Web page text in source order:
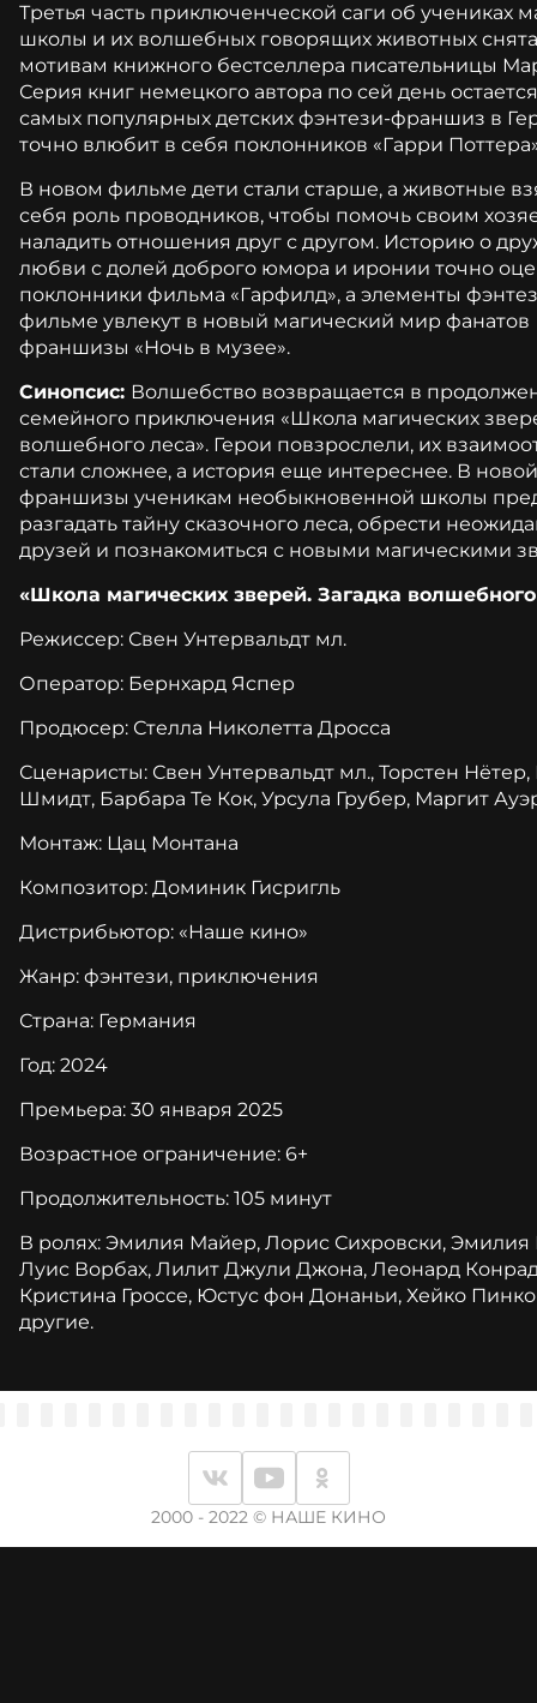
Третья часть приключенческой саги об учениках
школы и их волшебных говорящих животных
мотивам книжного бестселлера писательницы
Серия книг немецкого автора по сей день
самых популярных детских фэнтези-франшиз в
точно влюбит в себя поклонников «Гарри
В новом фильме дети стали старше, а животные
себя роль проводников, чтобы помочь своим
наладить отношения друг с другом. Историю о
любви с долей доброго юмора и иронии точно
поклонники фильма «Гарфилд», а элементы
фильме увлекут в новый магический мир фанатов
франшизы «Ночь в музее».
Синопсис: Волшебство возвращается в
семейного приключения «Школа магических
волшебного леса». Герои повзрослели, их
стали сложнее, а история еще интереснее. В
франшизы ученикам необыкновенной школы
разгадать тайну сказочного леса, обрести
друзей и познакомиться с новыми магическими
«Школа магических зверей. Загадка
Режиссер: Свен Унтервальдт мл.
Оператор: Бернхард Яспер
Продюсер: Стелла Николетта Дросса
Сценаристы: Свен Унтервальдт мл., Торстен
Шмидт, Барбара Те Кок, Урсула Грубер, Маргит
Монтаж: Цац Монтана
Композитор: Доминик Гисригль
Дистрибьютор: «Наше кино»
Жанр: фэнтези, приключения
Страна: Германия
Год: 2024
Премьера: 30 января 2025
Возрастное ограничение: 6+
Продолжительность: 105 минут
В ролях: Эмилия Майер, Лорис Сихровски, Эмилия
Луис Ворбах, Лилит Джули Джона, Леонард
Кристина Гроссе, Юстус фон Донаньи, Хейко
другие.
2000 - 2022 © НАШЕ КИНО